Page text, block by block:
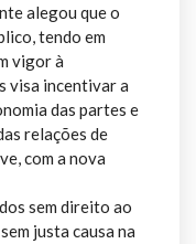
alegou que o
tendo em
vigor à
visa incentivar a
das partes e
relações de
com a nova
sem direito ao
justa causa na